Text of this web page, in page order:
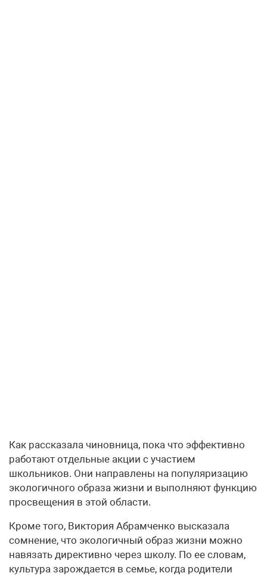
Как рассказала чиновница, пока что эффективно
работают отдельные акции с участием
школьников. Они направлены на популяризацию
экологичного образа жизни и выполняют функцию
просвещения в этой области.
Кроме того, Виктория Абрамченко высказала
сомнение, что экологичный образ жизни можно
навязать директивно через школу. По ее словам,
культура зарождается в семье, когда родители